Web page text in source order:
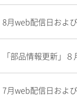
8月web配信日およ
「部品情報更新」
7月web配信日およ